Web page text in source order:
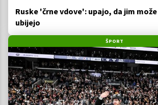
Ruske 'črne vdove': upajo, da jim
ubijejo
ŠPORT